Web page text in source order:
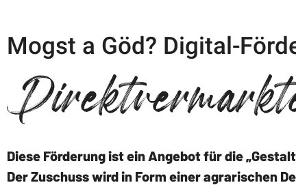
Mogst a Göd? Digital-
Diese Förderung ist ein Angebot für die
Der Zuschuss wird in Form einer agrarischen